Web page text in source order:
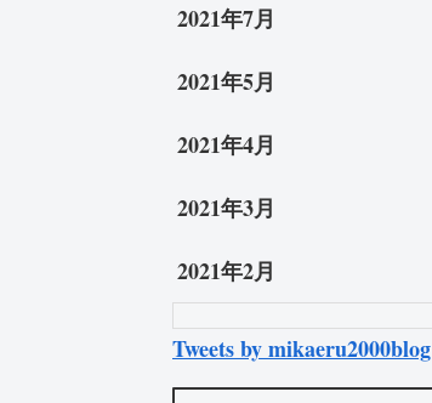
2021年7月
2021年5月
2021年4月
2021年3月
2021年2月
Tweets by mikaeru2000blog